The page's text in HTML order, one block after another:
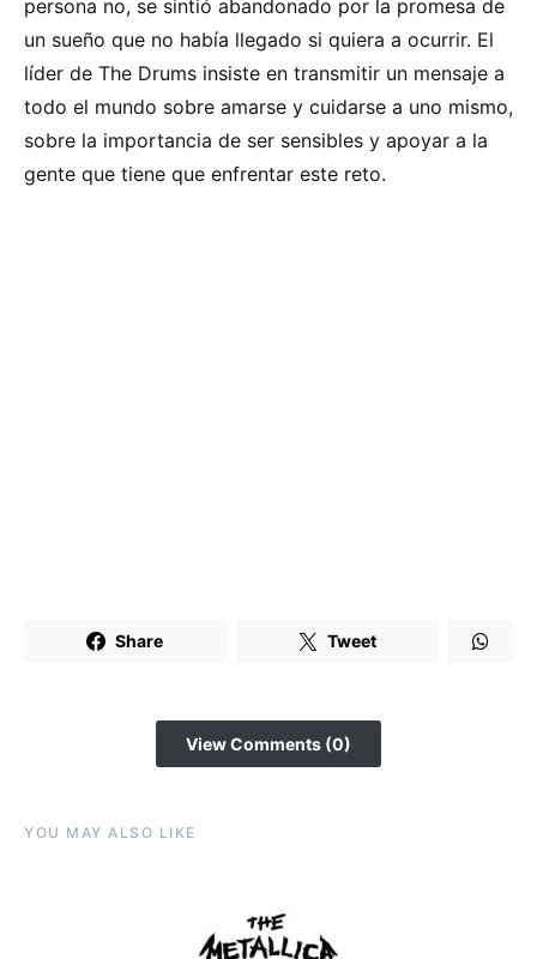
persona no, se sintió abandonado por la promesa de
un sueño que no había llegado si quiera a ocurrir. El
líder de The Drums insiste en transmitir un mensaje a
todo el mundo sobre amarse y cuidarse a uno mismo,
sobre la importancia de ser sensibles y apoyar a la
gente que tiene que enfrentar este reto.
Share Tweet
View Comments (0)
YOU MAY ALSO LIKE